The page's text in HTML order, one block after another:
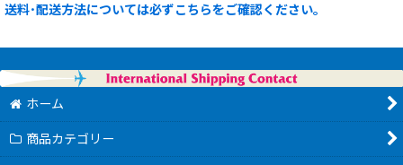
送料･配送方法については必ずこちらをご確認ください。
ホーム
商品カテゴリー